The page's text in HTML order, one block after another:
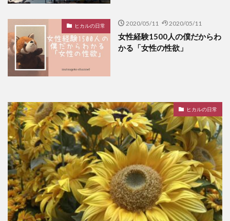
ヒカルの日常 2020/05/11 2020/05/11
女性経験1500人の僕だからわ
かる「女性の性欲」
ヒカルの日常